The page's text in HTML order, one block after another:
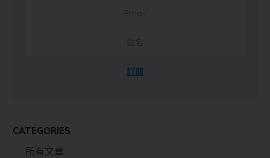
訂閱
CATEGORIES
所有文章